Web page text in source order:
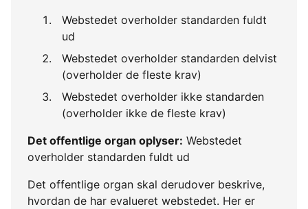
Webstedet overholder standarden fuldt
ud
Webstedet overholder standarden delvist
(overholder de fleste krav)
Webstedet overholder ikke standarden
(overholder ikke de fleste krav)
Det offentlige organ oplyser: Webstedet
overholder standarden fuldt ud
Det offentlige organ skal derudover beskrive,
hvordan de har evalueret webstedet. Her er